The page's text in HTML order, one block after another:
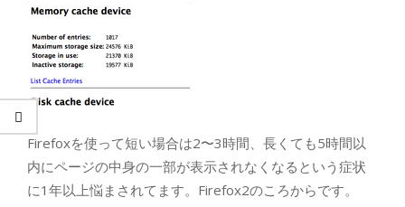
Firefoxを使って短い場合は2〜3時間、長くても5時間以
内にページの中身の一部が表示されなくなるという症状
に1年以上悩まされてます。Firefox2のころからです。